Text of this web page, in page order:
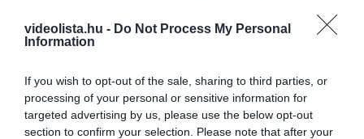
videolista.hu - Do Not Process My Personal
Information
If you wish to opt-out of the sale, sharing to third parties, or
processing of your personal or sensitive information for
targeted advertising by us, please use the below opt-out
section to confirm your selection. Please note that after your